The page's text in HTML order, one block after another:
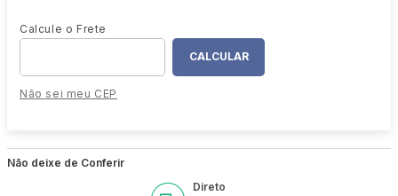
Não sei meu CEP
Não deixe de Conferir
Direto